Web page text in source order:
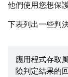
他們使用您想保
下表列出一些判
應用程式存取
險判定結果的回